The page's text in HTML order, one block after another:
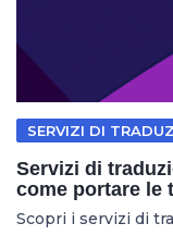
SERVIZI DI
Servizi di
come portare le
Scopri i servizi di